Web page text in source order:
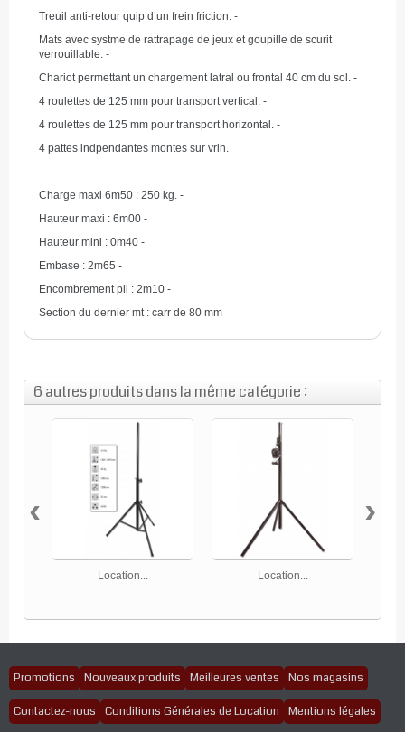
Treuil anti-retour quip d’un frein friction. -
Mats avec systme de rattrapage de jeux et goupille de scurit
verrouillable. -
Chariot permettant un chargement latral ou frontal 40 cm du sol. -
4 roulettes de 125 mm pour transport vertical. -
4 roulettes de 125 mm pour transport horizontal. -
4 pattes indpendantes montes sur vrin.
Charge maxi 6m50 : 250 kg. -
Hauteur maxi : 6m00 -
Hauteur mini : 0m40 -
Embase : 2m65 -
Encombrement pli : 2m10 -
Section du dernier mt : carr de 80 mm
6 autres produits dans la même catégorie :
Location... Location...
‹ ›
Promotions Nouveaux produits Meilleures ventes Nos magasins
Contactez-nous Conditions Générales de Location Mentions légales